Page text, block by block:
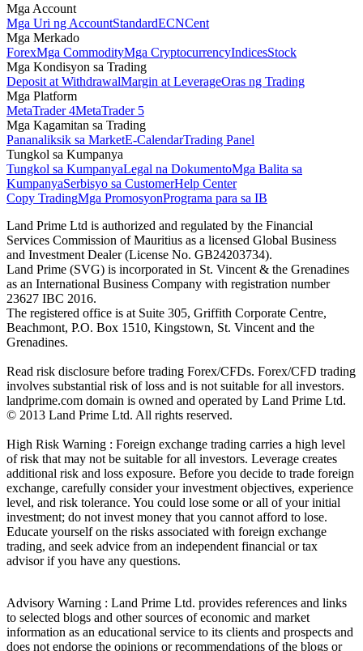
Mga Account
Mga Uri ng AccountStandardECNCent
Mga Merkado
ForexMga CommodityMga CryptocurrencyIndicesStock
Mga Kondisyon sa Trading
Deposit at WithdrawalMargin at LeverageOras ng Trading
Mga Platform
MetaTrader 4MetaTrader 5
Mga Kagamitan sa Trading
Pananaliksik sa MarketE-CalendarTrading Panel
Tungkol sa Kumpanya
Tungkol sa KumpanyaLegal na DokumentoMga Balita sa
KumpanyaSerbisyo sa CustomerHelp Center
Copy TradingMga PromosyonPrograma para sa IB
Land Prime Ltd is authorized and regulated by the Financial
Services Commission of Mauritius as a licensed Global Business
and Investment Dealer (License No. GB24203734).
Land Prime (SVG) is incorporated in St. Vincent & the Grenadines
as an International Business Company with registration number
23627 IBC 2016.
The registered office is at Suite 305, Griffith Corporate Centre,
Beachmont, P.O. Box 1510, Kingstown, St. Vincent and the
Grenadines.
Read risk disclosure before trading Forex/CFDs. Forex/CFD trading
involves substantial risk of loss and is not suitable for all investors.
landprime.com domain is owned and operated by Land Prime Ltd.
© 2013 Land Prime Ltd. All rights reserved.
High Risk Warning : Foreign exchange trading carries a high level
of risk that may not be suitable for all investors. Leverage creates
additional risk and loss exposure. Before you decide to trade foreign
exchange, carefully consider your investment objectives, experience
level, and risk tolerance. You could lose some or all of your initial
investment; do not invest money that you cannot afford to lose.
Educate yourself on the risks associated with foreign exchange
trading, and seek advice from an independent financial or tax
advisor if you have any questions.
Advisory Warning : Land Prime Ltd. provides references and links
to selected blogs and other sources of economic and market
information as an educational service to its clients and prospects and
does not endorse the opinions or recommendations of the blogs or